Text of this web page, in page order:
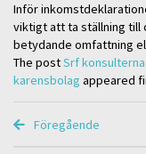
Inför
viktigt att ta ställning till
betydande omfattning
The postSrf
karensbolag appeared
Föregående